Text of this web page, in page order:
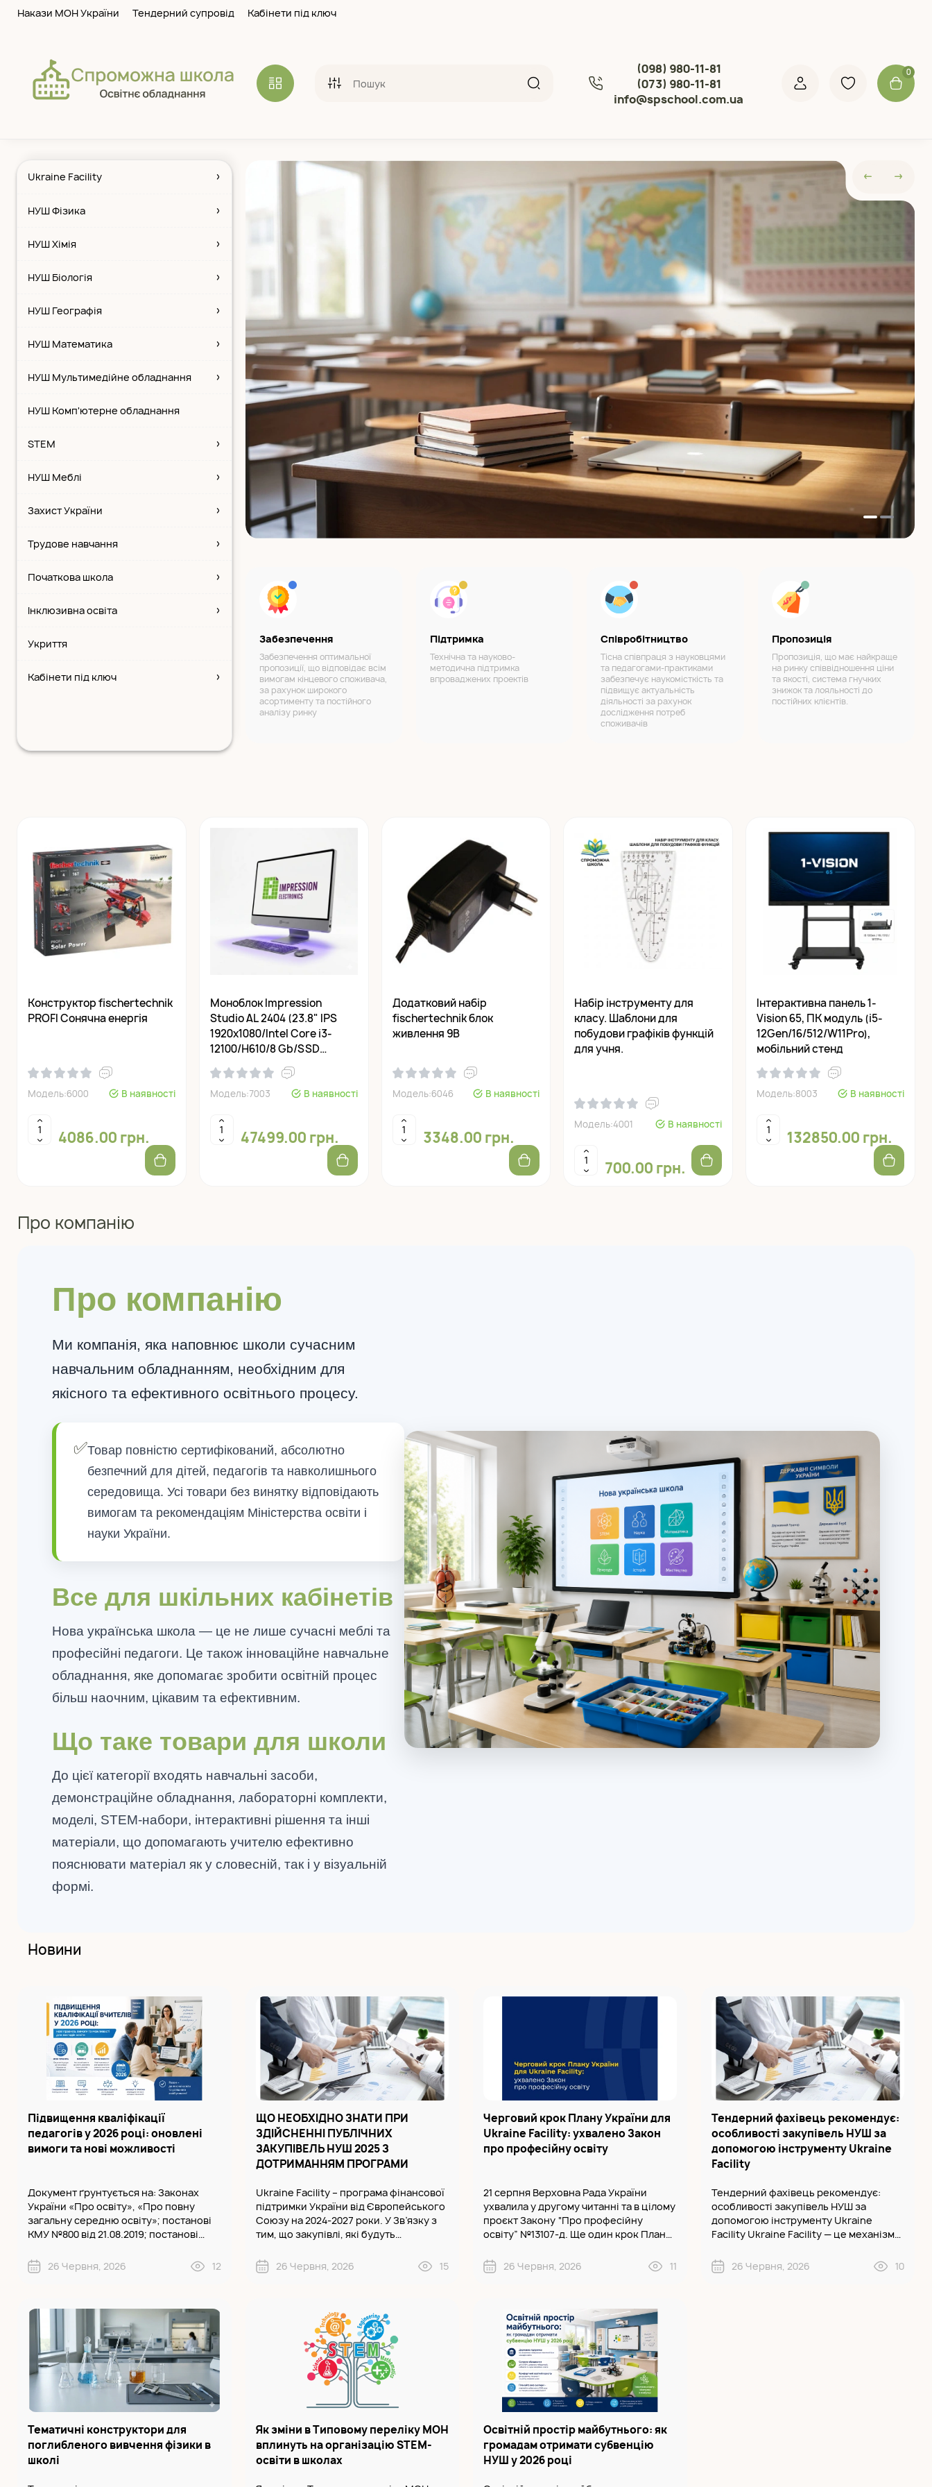
Накази МОН України Тендерний супровiд Кабінети під ключ
(098) 980-11-81
(073) 980-11-81
info@spschool.com.ua
0
Ukraine Facility
НУШ Фізика
НУШ Хімія
НУШ Біологія
НУШ Географія
НУШ Математика
НУШ Мультимедійне обладнання
НУШ Комп'ютерне обладнання
STEM
НУШ Меблі
Захист України
Трудове навчання
Початкова школа
Інклюзивна освіта
Укриття
Кабінети під ключ
обладнання
Забезпечення
Забезпечення оптимальної
пропозиції, що відповідає всім
вимогам кінцевого споживача,
за рахунок широкого
асортименту та постійного
аналізу ринку
Підтримка
Технічна та науково-
методична підтримка
впроваджених проектів
Співробітництво
Тісна співпраця з науковцями
та педагогами-практиками
забезпечує наукомісткість та
підвищує актуальність
діяльності за рахунок
дослідження потреб
споживачів
Пропозиція
Пропозиція, що має найкраще
на ринку співвідношення ціни
та якості, система гнучких
знижок та лояльності до
постійних клієнтів.
Конструктор fisсhertechnik
PROFI Сонячна енергія
Модель:6000 В наявності
4086.00 грн.
Моноблок Impression
Studio AL 2404 (23.8" IPS
1920x1080/Intel Core i3-
12100/H610/8 Gb/SSD
256Gb/Win 11 Pro)
Модель:7003 В наявності
47499.00 грн.
Додатковий набір
fisсhertechnik блок
живлення 9В
Модель:6046 В наявності
3348.00 грн.
Набір інструменту для
класу. Шаблони для
побудови графіків функцій
для учня.
Модель:4001 В наявності
700.00 грн.
Інтерактивна панель 1-
Vision 65, ПК модуль (i5-
12Gen/16/512/W11Pro),
мобільний стенд
Модель:8003 В наявності
132850.00 грн.
Про компанію
Про компанію
Ми компанія, яка наповнює школи сучасним
навчальним обладнанням, необхідним для
якісного та ефективного освітнього процесу.
✅Товар повністю сертифікований, абсолютно
безпечний для дітей, педагогів та навколишнього
середовища. Усі товари без винятку відповідають
вимогам та рекомендаціям Міністерства освіти і
науки України.
Все для шкільних кабінетів
Нова українська школа — це не лише сучасні меблі та
професійні педагоги. Це також інноваційне навчальне
обладнання, яке допомагає зробити освітній процес
більш наочним, цікавим та ефективним.
Що таке товари для школи
До цієї категорії входять навчальні засоби,
демонстраційне обладнання, лабораторні комплекти,
моделі, STEM-набори, інтерактивні рішення та інші
матеріали, що допомагають учителю ефективно
пояснювати матеріал як у словесній, так і у візуальній
формі.
Новини
Підвищення кваліфікації
педагогів у 2026 році: оновлені
вимоги та нові можливості
Документ ґрунтується на: Законах
України «Про освіту», «Про повну
загальну середню освіту»; постанові
КМУ №800 від 21.08.2019; постанові
програми підвищення кваліфікації та/
або с..
26 Червня, 2026 12
ЩО НЕОБХІДНО ЗНАТИ ПРИ
ЗДІЙСНЕННІ ПУБЛІЧНИХ
ЗАКУПІВЕЛЬ НУШ 2025 З
ДОТРИМАННЯМ ПРОГРАМИ
Ukraine Facility – програма фінансової
підтримки України від Європейського
Союзу на 2024-2027 роки. У Зв’язку з
тим, що закупівлі, які будуть
Субвенції “Нова українська школа” у
2025 році підпада..
26 Червня, 2026 15
Черговий крок Плану України для
Ukraine Facility: ухвалено Закон
про професійну освіту
21 серпня Верховна Рада України
ухвалила у другому читанні та в цілому
проєкт Закону “Про професійну
освіту” №13107-д. Ще один крок Плану
попередній період – реформа
інституційної спроможності АРМ..
26 Червня, 2026 11
Тендерний фахівець рекомендує:
особливості закупівель НУШ за
допомогою інструменту Ukraine
Facility
Тендерний фахівець рекомендує:
особливості закупівель НУШ за
допомогою інструменту Ukraine
Facility Ukraine Facility — це механізм
передбачає пряме бюджетне
фінансування відновлення й реформ в
26 Червня, 2026 10
Тематичні конструктори для
поглибленого вивчення фізики в
школі
Як зміни в Типовому переліку МОН
вплинуть на організацію STEM-
освіти в школах
Освітній простір майбутнього: як
громадам отримати субвенцію
НУШ у 2026 році